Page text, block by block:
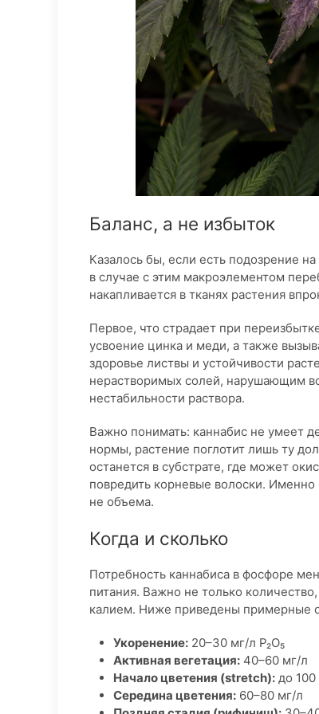
Баланс, а не избыток
Казалось бы, если есть подозрение
в случае с этим макроэлементом
накапливается в тканях растения
Первое, что страдает при
усвоение цинка и меди, а также
здоровье листвы и устойчивости
нерастворимых солей, нарушающим
нестабильности раствора.
Важно понимать: каннабис не умеет
нормы, растение поглотит лишь ту
останется в субстрате, где может
повредить корневые волоски.
не объема.
Когда и сколько
Потребность каннабиса в фосфоре
питания. Важно не только
калием. Ниже приведены примерные
Укоренение: 20–30 мг/л P₂O₅
Активная вегетация: 40–60 мг/л
Начало цветения (stretch): до
Середина цветения: 60–80 мг/л